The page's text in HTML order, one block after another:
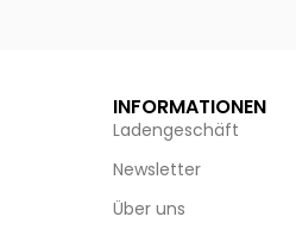
INFORMATIONEN
Ladengeschäft
Newsletter
Über uns